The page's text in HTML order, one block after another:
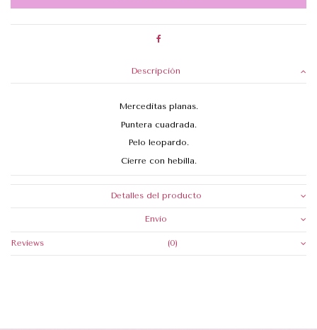
Descripción
Merceditas planas.
Puntera cuadrada.
Pelo leopardo.
Cierre con hebilla.
Detalles del producto
Envio
Reviews (0)